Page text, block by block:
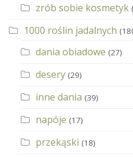
zrób sobie kosmetyk
1000 roślin jadalnych
dania obiadowe (27)
desery (29)
inne dania (39)
napóje (17)
przekąski (18)